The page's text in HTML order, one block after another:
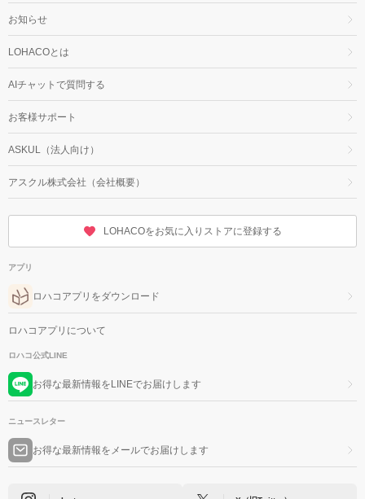
お知らせ
LOHACOとは
AIチャットで質問する
お客様サポート
ASKUL（法人向け）
アスクル株式会社（会社概要）
LOHACOをお気に入りストアに登録する
アプリ
ロハコアプリをダウンロード
ロハコアプリについて
ロハコ公式LINE
お得な最新情報をLINEでお届けします
ニュースレター
お得な最新情報をメールでお届けします